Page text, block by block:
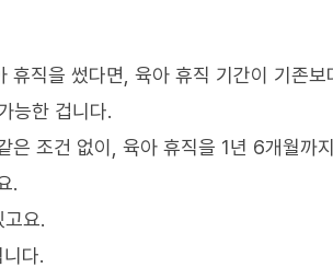
직을 썼다면, 육아 휴직 기간이 기존
능한 겁니다.
은 조건 없이, 육아 휴직을 1년 6개월까
.
요.
다.